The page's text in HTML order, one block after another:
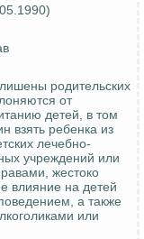
родительских
от
детей, в том
взять ребенка из
лечебно-
учреждений или
жестоко
влияние на детей
а также
или